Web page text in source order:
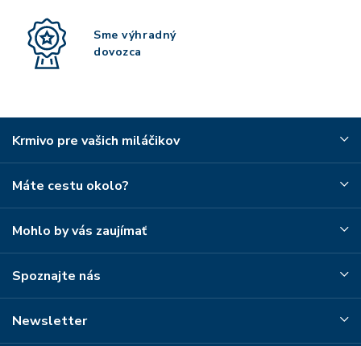
Sme výhradný
dovozca
Krmivo pre vašich miláčikov
Máte cestu okolo?
Mohlo by vás zaujímať
Spoznajte nás
Newsletter